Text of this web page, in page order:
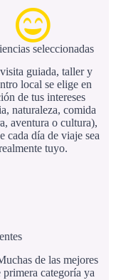
seleccionadas
guiada, taller y
local se elige en
de tus intereses
naturaleza, comida
aventura o cultura),
cada día de viaje sea
tuyo.
de las mejores
categoría ya